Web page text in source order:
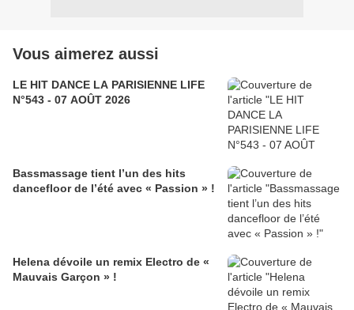
Vous aimerez aussi
LE HIT DANCE LA PARISIENNE LIFE
N°543 - 07 AOÛT 2026
Bassmassage tient l’un des hits
dancefloor de l’été avec « Passion » !
Helena dévoile un remix Electro de «
Mauvais Garçon » !